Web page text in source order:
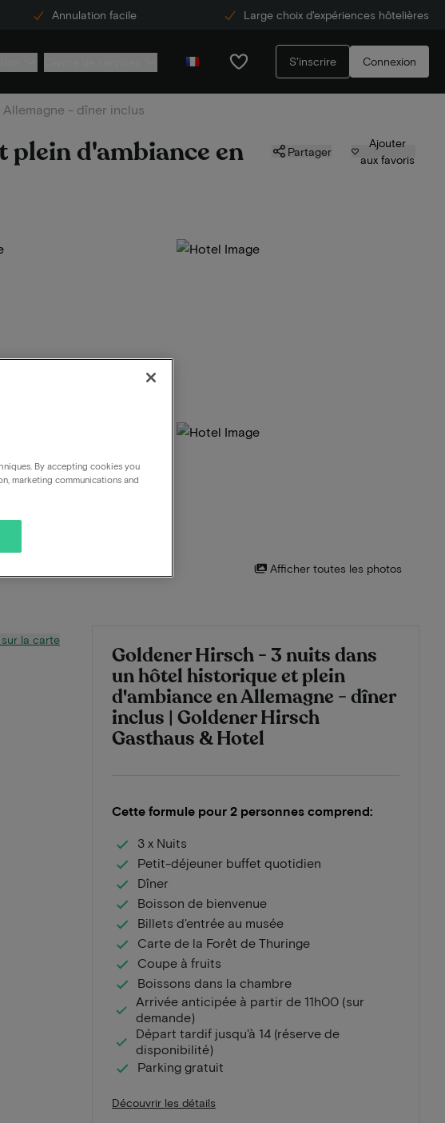
Annulation facile Large choix d'expériences hôtelières
S'inscrire Connexion
- dîner inclus
d'ambiance en Partager
Ajouter
aux favoris
Afficher toutes les photos
Goldener Hirsch - 3 nuits dans
un hôtel historique et plein
d'ambiance en Allemagne - dîner
inclus | Goldener Hirsch
Gasthaus & Hotel
Cette formule pour 2 personnes comprend:
3 x Nuits
Petit-déjeuner buffet quotidien
Dîner
Boisson de bienvenue
Billets d'entrée au musée
Carte de la Forêt de Thuringe
Coupe à fruits
Boissons dans la chambre
Arrivée anticipée à partir de 11h00 (sur
demande)
Départ tardif jusqu'à 14 (réserve de
disponibilité)
Parking gratuit
Découvrir les détails
sur la carte
By accepting cookies you
marketing communications and